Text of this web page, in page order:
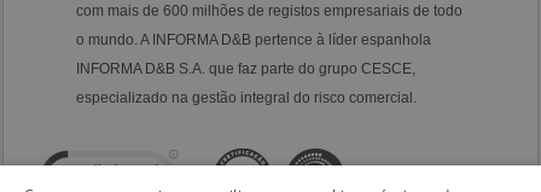
com mais de 600 milhões de registos empresariais de todo
o mundo. A INFORMA D&B pertence à líder espanhola
INFORMA D&B S.A. que faz parte do grupo CESCE,
especializado na gestão integral do risco comercial.